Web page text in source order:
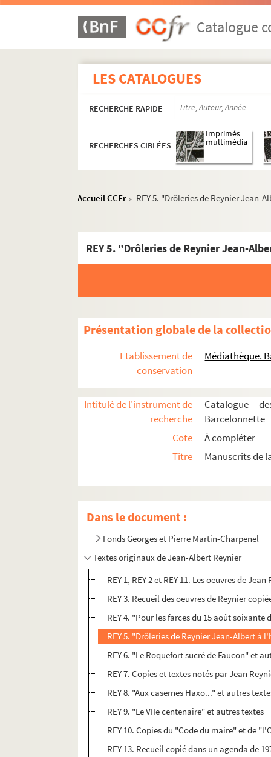
Catalogue
LES CATALOGUES
RECHERCHE RAPIDE
RECHERCHES CIBLÉES
Imprimés
multimédia
Accueil CCFr > REY 5. "Drôleries de Reynier Jean-
REY 5. "Drôleries de Reynier Jean-
Présentation globale de la
Etablissement de
conservation
Médiathèque.
Intitulé de l'instrument de
recherche
Catalogue
Barcelonnette
Cote
À compléter
Titre
Manuscrits de
Dans le document :
Fonds Georges et Pierre Martin-Charpenel
Textes originaux de Jean-Albert Reynier
REY 1, REY 2 et REY 11. Les oeuvres de
REY 3. Recueil des oeuvres de Reynier
REY 4. "Pour les farces du 15 août soixante
REY 5. "Drôleries de Reynier Jean-Albert à
REY 6. "Le Roquefort sucré de Faucon" et
REY 7. Copies et textes notés par Jean
REY 8. "Aux casernes Haxo..." et autres
REY 9. "Le VIIe centenaire" et autres textes
REY 10. Copies du "Code du maire" et de
REY 13. Recueil copié dans un agenda de